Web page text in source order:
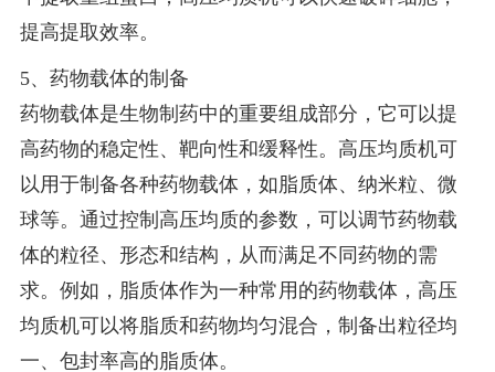
提高提取效率。
5、药物载体的制备
药物载体是生物制药中的重要组成部分，它可以提
高药物的稳定性、靶向性和缓释性。高压均质机可
以用于制备各种药物载体，如脂质体、纳米粒、微
球等。通过控制高压均质的参数，可以调节药物载
体的粒径、形态和结构，从而满足不同药物的需
求。例如，脂质体作为一种常用的药物载体，高压
均质机可以将脂质和药物均匀混合，制备出粒径均
一、包封率高的脂质体。